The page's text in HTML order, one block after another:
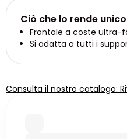
Ciò che lo rende unico
Frontale a coste ultra-
Si adatta a tutti i
Consulta il nostro catalogo: